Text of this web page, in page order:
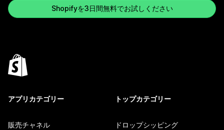
Shopifyを3日間無料でお試しください
アプリカテゴリー
販売チャネル
トップカテゴリー
ドロップシッピング